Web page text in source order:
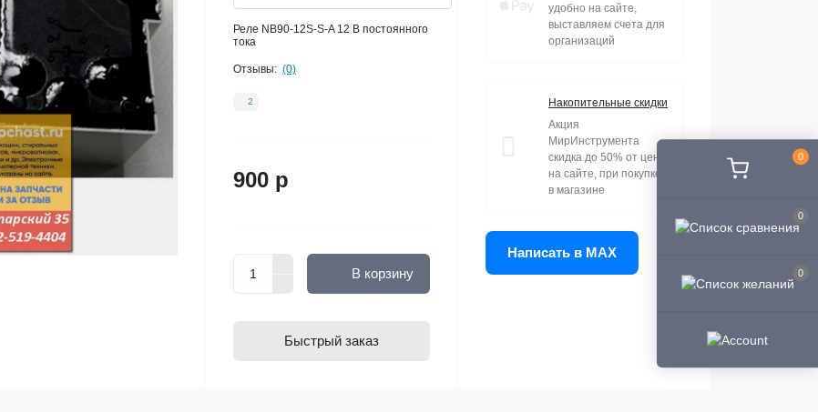
0
0
0
Реле NB90-12S-S-A 12 В постоянного
тока
Отзывы: (0)
2
900 р
В корзину
Быстрый заказ
удобно на сайте,
выставляем счета для
организаций
Накопительные скидки
Акция
МирИнструмента
скидка до 50% от цены
на сайте, при покупке
в магазине
Написать в MAX